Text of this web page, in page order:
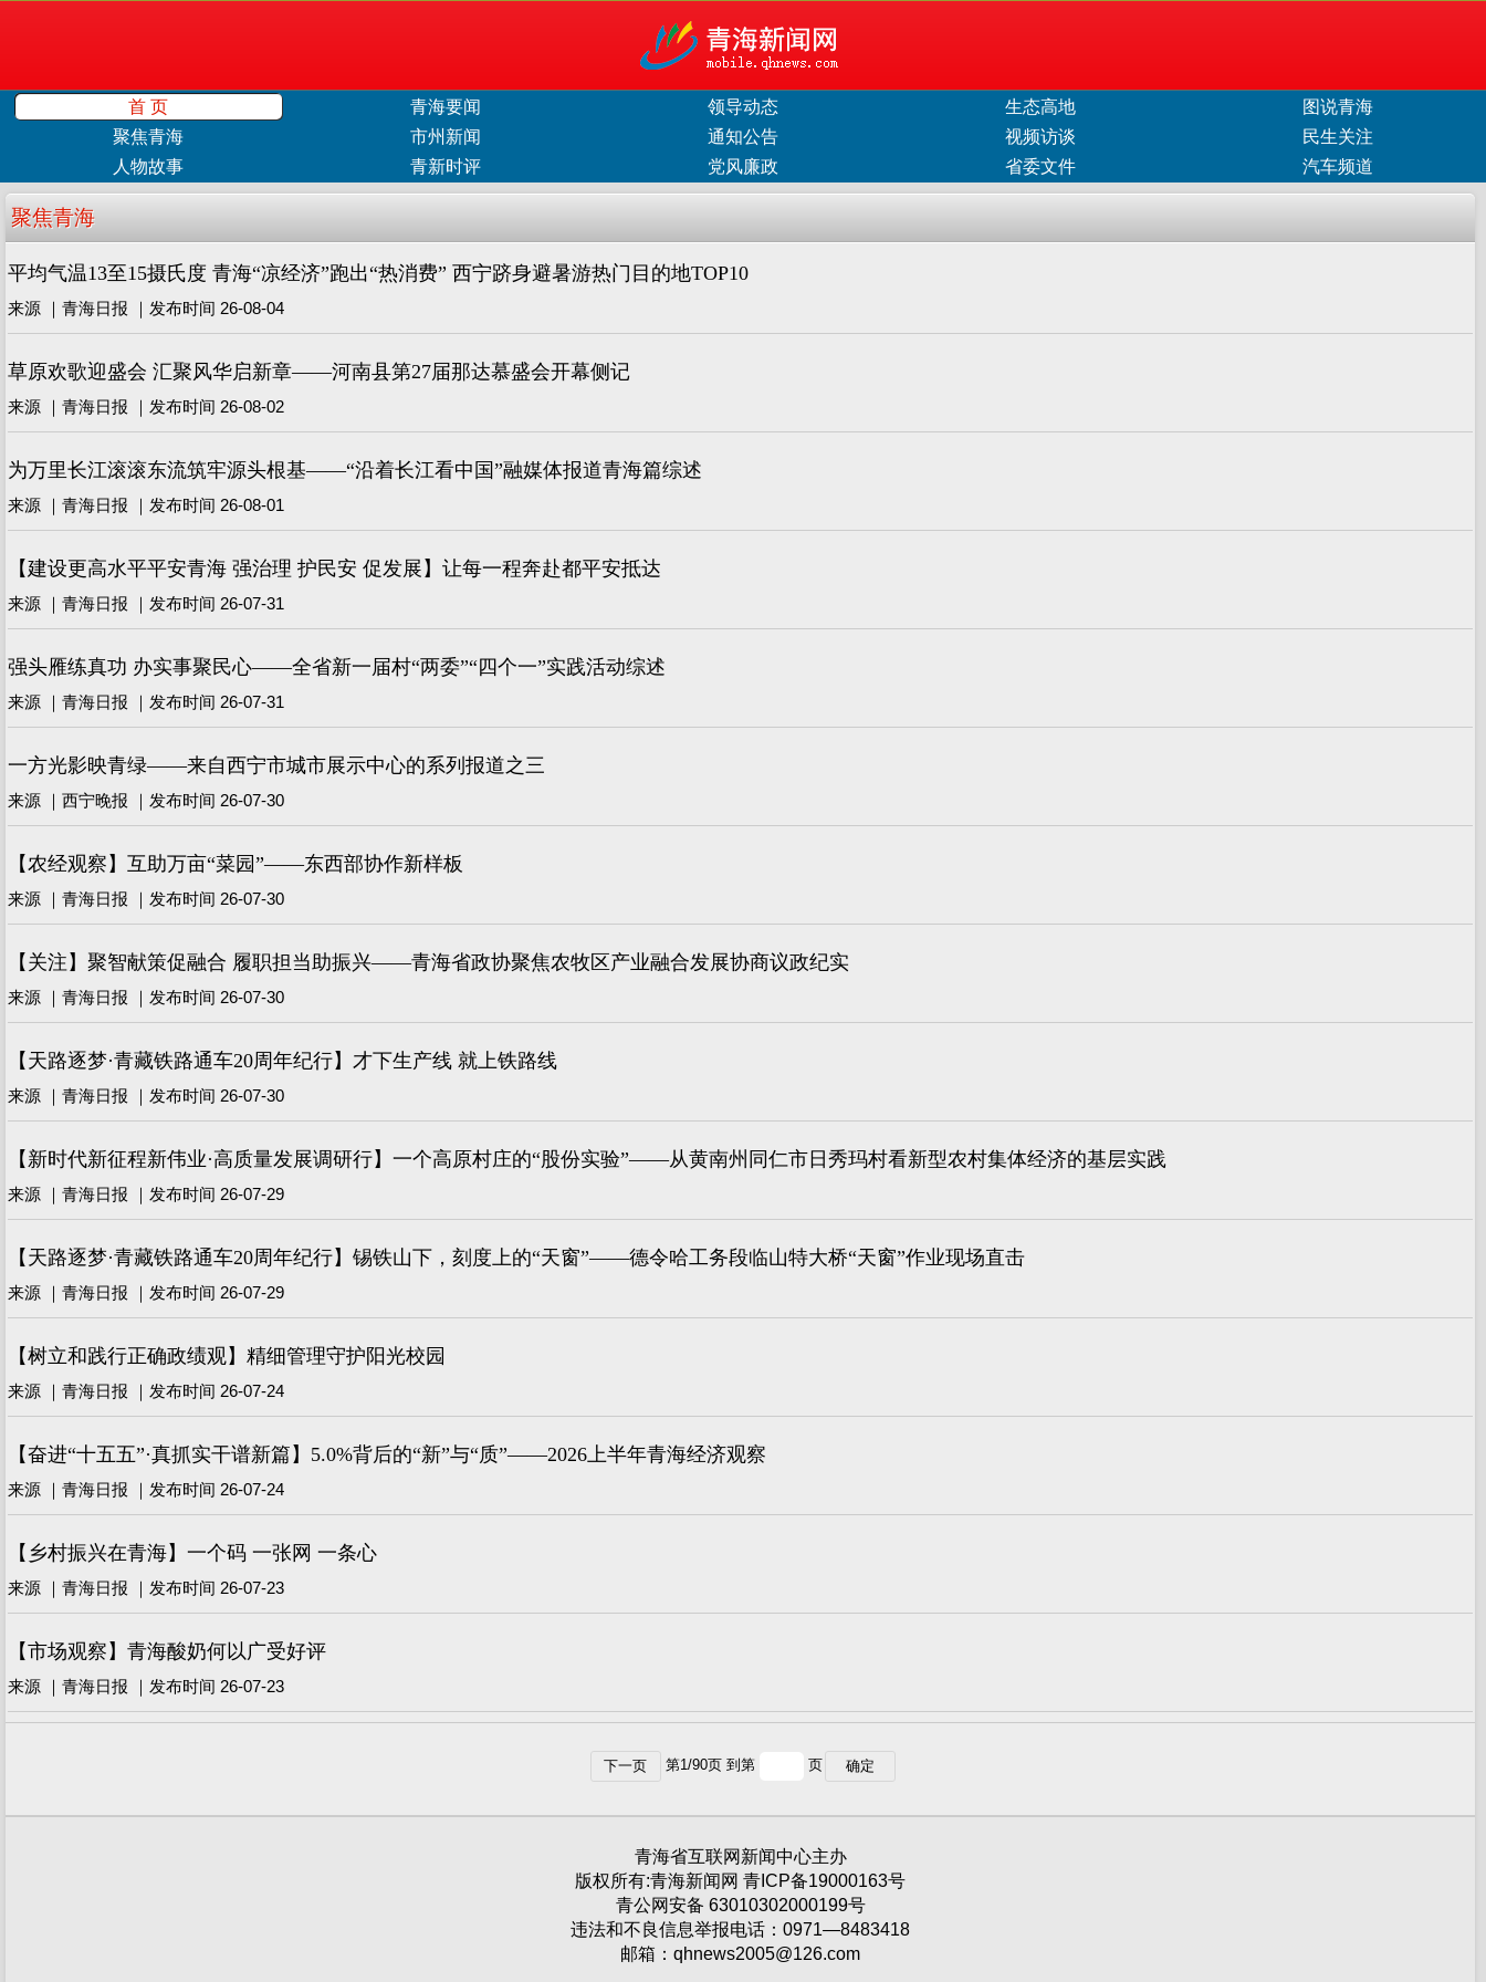
首 页 青海要闻 领导动态 生态高地
图说青海
聚焦青海
市州新闻 通知公告 视频访谈
民生关注
人物故事
青新时评 党风廉政 省委文件 汽车频道
聚焦青海
平均气温13至15摄氏度 青海“凉经济”跑出“热消费” 西宁跻身避暑游热门目的地TOP10
来源 ｜青海日报 ｜发布时间 26-08-04
草原欢歌迎盛会 汇聚风华启新章——河南县第27届那达慕盛会开幕侧记
来源 ｜青海日报 ｜发布时间 26-08-02
为万里长江滚滚东流筑牢源头根基——“沿着长江看中国”融媒体报道青海篇综述
来源 ｜青海日报 ｜发布时间 26-08-01
【建设更高水平平安青海 强治理 护民安 促发展】让每一程奔赴都平安抵达
来源 ｜青海日报 ｜发布时间 26-07-31
强头雁练真功 办实事聚民心——全省新一届村“两委”“四个一”实践活动综述
来源 ｜青海日报 ｜发布时间 26-07-31
一方光影映青绿——来自西宁市城市展示中心的系列报道之三
来源 ｜西宁晚报 ｜发布时间 26-07-30
【农经观察】互助万亩“菜园”——东西部协作新样板
来源 ｜青海日报 ｜发布时间 26-07-30
【关注】聚智献策促融合 履职担当助振兴——青海省政协聚焦农牧区产业融合发展协商议政纪实
来源 ｜青海日报 ｜发布时间 26-07-30
【天路逐梦·青藏铁路通车20周年纪行】才下生产线 就上铁路线
来源 ｜青海日报 ｜发布时间 26-07-30
【新时代新征程新伟业·高质量发展调研行】一个高原村庄的“股份实验”——从黄南州同仁市日秀玛村看新型农村集体经济的基层实践
来源 ｜青海日报 ｜发布时间 26-07-29
【天路逐梦·青藏铁路通车20周年纪行】锡铁山下，刻度上的“天窗”——德令哈工务段临山特大桥“天窗”作业现场直击
来源 ｜青海日报 ｜发布时间 26-07-29
【树立和践行正确政绩观】精细管理守护阳光校园
来源 ｜青海日报 ｜发布时间 26-07-24
【奋进“十五五”·真抓实干谱新篇】5.0%背后的“新”与“质”——2026上半年青海经济观察
来源 ｜青海日报 ｜发布时间 26-07-24
【乡村振兴在青海】一个码 一张网 一条心
来源 ｜青海日报 ｜发布时间 26-07-23
【市场观察】青海酸奶何以广受好评
来源 ｜青海日报 ｜发布时间 26-07-23
下一页 第1/90页 到第 页 确定
青海省互联网新闻中心主办
版权所有:青海新闻网 青ICP备19000163号
青公网安备 63010302000199号
违法和不良信息举报电话：0971—8483418
邮箱：qhnews2005@126.com